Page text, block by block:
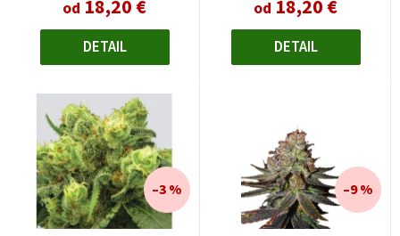
od 18,20 €
DETAIL
od 18,20 €
DETAIL
–3 % –9 %